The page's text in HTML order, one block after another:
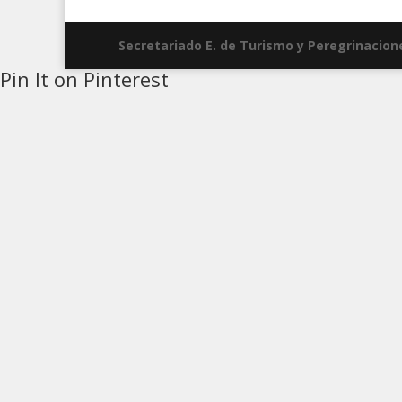
Secretariado E. de Turismo y
Pin It on Pinterest